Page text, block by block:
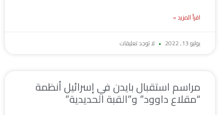
اقرأ المزيد »
يوليو 13, 2022 لا توجد تعليقات
مراسم استقبال بايدن في إسرائيل أنظمة
“مقلاع داوود” و”القبة الحديدية”